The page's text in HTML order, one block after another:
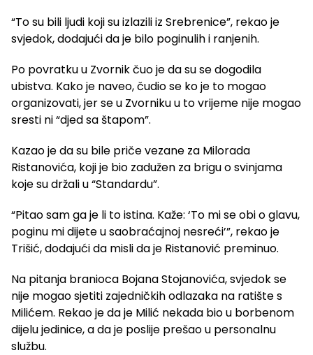
“To su bili ljudi koji su izlazili iz Srebrenice”, rekao je
svjedok, dodajući da je bilo poginulih i ranjenih.
Po povratku u Zvornik čuo je da su se dogodila
ubistva. Kako je naveo, čudio se ko je to mogao
organizovati, jer se u Zvorniku u to vrijeme nije mogao
sresti ni “djed sa štapom”.
Kazao je da su bile priče vezane za Milorada
Ristanovića, koji je bio zadužen za brigu o svinjama
koje su držali u “Standardu”.
“Pitao sam ga je li to istina. Kaže: ‘To mi se obi o glavu,
poginu mi dijete u saobraćajnoj nesreći’”, rekao je
Trišić, dodajući da misli da je Ristanović preminuo.
Na pitanja branioca Bojana Stojanovića, svjedok se
nije mogao sjetiti zajedničkih odlazaka na ratište s
Milićem. Rekao je da je Milić nekada bio u borbenom
dijelu jedinice, a da je poslije prešao u personalnu
službu.